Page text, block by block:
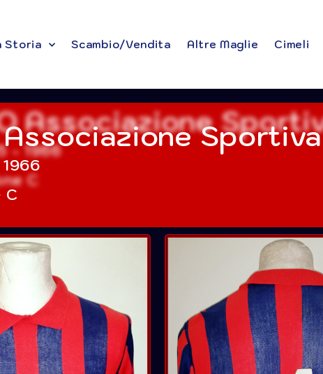
Storia Scambio/Vendita Altre Maglie Cimeli
Associazione Sportiva
C